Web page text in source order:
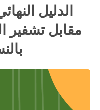
الدليل
مقابل تشفير